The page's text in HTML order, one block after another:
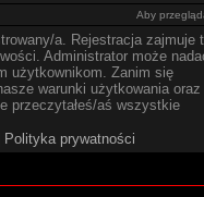
Aby
a. Rejestracja zajmuje
Administrator może
użytkownikom. Zanim się
warunki użytkowania oraz
przeczytałeś/aś wszystkie
Polityka prywatności